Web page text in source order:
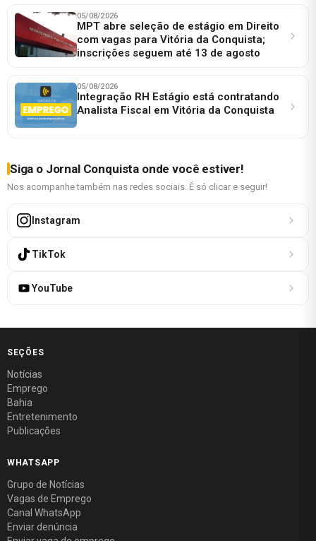
05/08/2026
MPT abre seleção de estágio em Direito
com vagas para Vitória da Conquista;
inscrições seguem até 13 de agosto
05/08/2026
Integração RH Estágio está contratando
Analista Fiscal em Vitória da Conquista
Siga o Jornal Conquista onde você estiver!
Nos acompanhe também nas redes sociais. É só clicar e seguir!
Instagram
TikTok
YouTube
SEÇÕES
Notícias
Emprego
Bahia
Entretenimento
Publicações
WHATSAPP
Grupo de Notícias
Vagas de Emprego
Canal WhatsApp
Enviar denúncia